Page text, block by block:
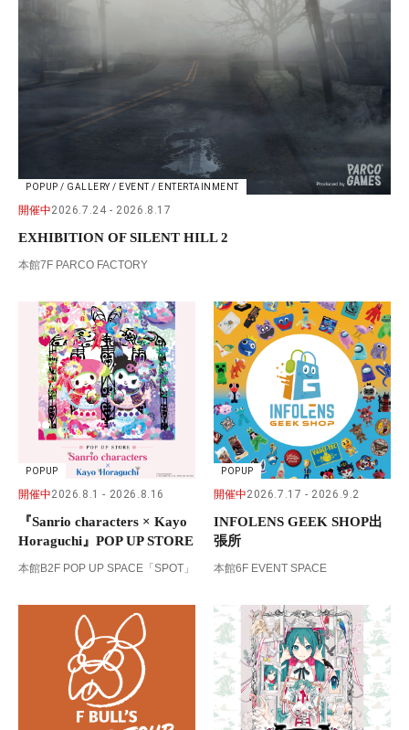
POPUP / GALLERY / EVENT / ENTERTAINMENT
開催中2026.7.24 2026.8.17
EXHIBITION OF SILENT HILL 2
本館7F PARCO FACTORY
POPUP
開催中2026.8.1 2026.8.16
『Sanrio characters × Kayo
Horaguchi』POP UP STORE
本館B2F POP UP SPACE「SPOT」
POPUP
開催中2026.7.17 2026.9.2
INFOLENS GEEK SHOP出
張所
本館6F EVENT SPACE